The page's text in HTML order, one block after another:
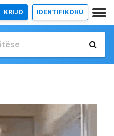
KRIJO IDENTIFIKOHU